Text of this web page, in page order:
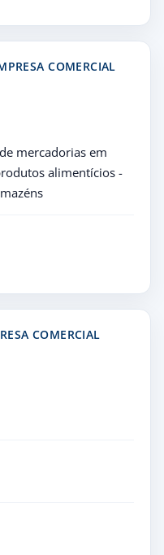
COMERCIAL
mercadorias em
alimentícios -
COMERCIAL